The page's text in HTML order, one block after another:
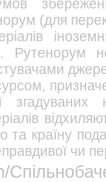
(для
Рутенорум
та країну
чи